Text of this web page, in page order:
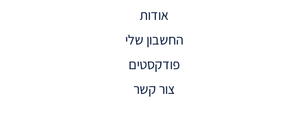
אודות
החשבון שלי
פודקסטים
צור קשר